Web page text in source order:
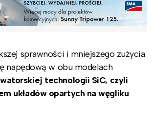
sprawności i mniejszego zużycia
napędową w obu modelach
technologii SiC, czyli
układów opartych na węgliku